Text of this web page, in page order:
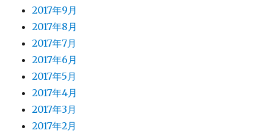
2017年9月
2017年8月
2017年7月
2017年6月
2017年5月
2017年4月
2017年3月
2017年2月